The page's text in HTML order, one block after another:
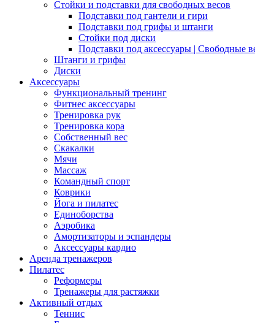
Стойки и подставки для свободных весов
Подставки под гантели и гири
Подставки под грифы и штанги
Стойки под диски
Подставки под аксессуары | Свободные
Штанги и грифы
Диски
Аксессуары
Функциональный тренинг
Фитнес аксессуары
Тренировка рук
Тренировка кора
Собственный вес
Скакалки
Мячи
Массаж
Командный спорт
Коврики
Йога и пилатес
Единоборства
Аэробика
Амортизаторы и эспандеры
Аксессуары кардио
Аренда тренажеров
Пилатес
Реформеры
Тренажеры для растяжки
Активный отдых
Теннис